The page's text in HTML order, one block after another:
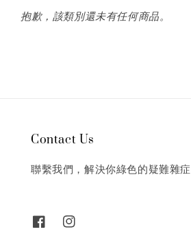
抱歉，該類別還未有任何商品。
Contact Us
聯繫我們，解決你綠色的疑難雜症